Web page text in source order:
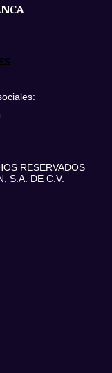
RESERVADOS
S.A. DE C.V.